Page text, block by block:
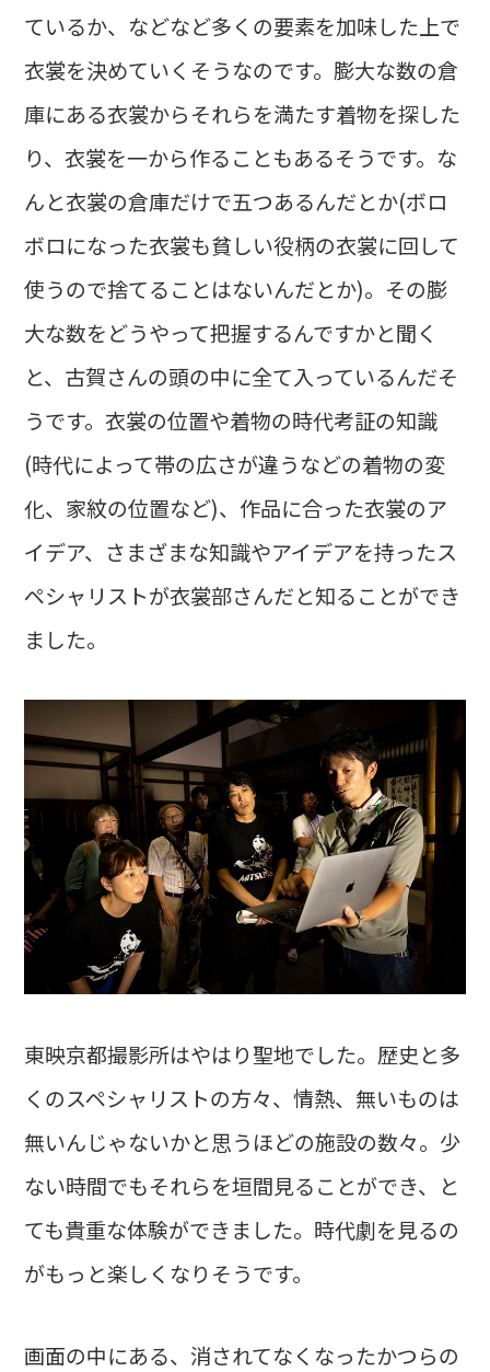
ているか、などなど多くの要素を加味した上で
衣裳を決めていくそうなのです。膨大な数の倉
庫にある衣裳からそれらを満たす着物を探した
り、衣裳を一から作ることもあるそうです。な
んと衣裳の倉庫だけで五つあるんだとか(ボロ
ボロになった衣裳も貧しい役柄の衣裳に回して
使うので捨てることはないんだとか)。その膨
大な数をどうやって把握するんですかと聞く
と、古賀さんの頭の中に全て入っているんだそ
うです。衣裳の位置や着物の時代考証の知識
(時代によって帯の広さが違うなどの着物の変
化、家紋の位置など)、作品に合った衣裳のア
イデア、さまざまな知識やアイデアを持ったス
ペシャリストが衣裳部さんだと知ることができ
ました。
東映京都撮影所はやはり聖地でした。歴史と多
くのスペシャリストの方々、情熱、無いものは
無いんじゃないかと思うほどの施設の数々。少
ない時間でもそれらを垣間見ることができ、と
ても貴重な体験ができました。時代劇を見るの
がもっと楽しくなりそうです。
画面の中にある、消されてなくなったかつらの